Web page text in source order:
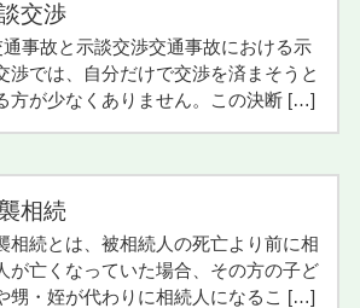
交渉
通事故と示談交渉交通事故における示
渉では、自分だけで交渉を済まそうと
方が少なくありません。この決断 […]
相続
相続とは、被相続人の死亡より前に相
が亡くなっていた場合、その方の子ど
甥・姪が代わりに相続人になるこ […]